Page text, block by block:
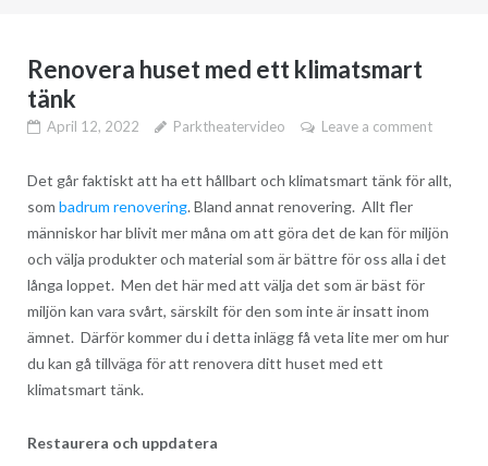
Renovera huset med ett klimatsmart
tänk
April 12, 2022 Parktheatervideo Leave a comment
Det går faktiskt att ha ett hållbart och klimatsmart tänk för allt,
som badrum renovering. Bland annat renovering. Allt fler
människor har blivit mer måna om att göra det de kan för miljön
och välja produkter och material som är bättre för oss alla i det
långa loppet. Men det här med att välja det som är bäst för
miljön kan vara svårt, särskilt för den som inte är insatt inom
ämnet. Därför kommer du i detta inlägg få veta lite mer om hur
du kan gå tillväga för att renovera ditt huset med ett
klimatsmart tänk.
Restaurera och uppdatera